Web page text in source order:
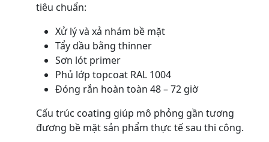
tiêu chuẩn:
Xử lý và xả nhám bề mặt
Tẩy dầu bằng thinner
Sơn lót primer
Phủ lớp topcoat RAL 1004
Đóng rắn hoàn toàn 48 – 72 giờ
Cấu trúc coating giúp mô phỏng gần tương
đương bề mặt sản phẩm thực tế sau thi công.